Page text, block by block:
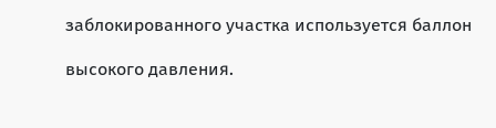
заблокированного участка используется баллон
высокого давления.